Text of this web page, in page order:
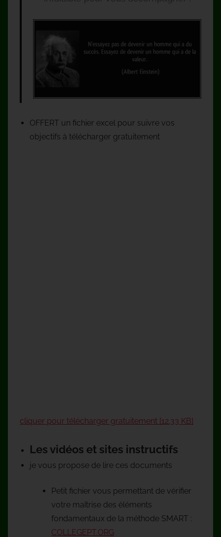
OFFERT un fichier excel pour suivre vos
objectifs à télécharger gratuitement
cliquer pour télécharger gratuitement [12.33 KB]
Les vidéos et sites instructifs
je vous propose de lire ces documents
Petit fichier vous permettant de vérifier
votre maîtrise des éléments
fondamentaux de la méthode SMART :
COLLEGEPT.ORG